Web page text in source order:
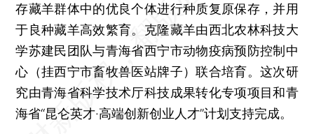
存藏羊群体中的优良个体进行种质复原保存，并用
于良种藏羊高效繁育。克隆藏羊由西北农林科技大
学苏建民团队与青海省西宁市动物疫病预防控制中
心（挂西宁市畜牧兽医站牌子）联合培育。这次研
究由青海省科学技术厅科技成果转化专项项目和青
海省“昆仑英才·高端创新创业人才”计划支持完成。